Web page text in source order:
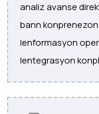
analiz avanse
bann
lenformasyon
lentegrasyon